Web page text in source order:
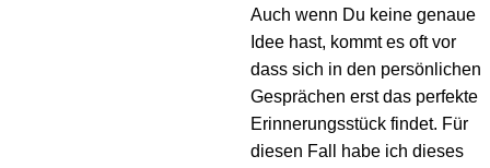
Auch wenn Du keine genaue
Idee hast, kommt es oft vor
dass sich in den persönlichen
Gesprächen erst das perfekte
Erinnerungsstück findet. Für
diesen Fall habe ich dieses